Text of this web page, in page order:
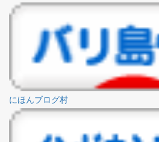
にほんブログ村